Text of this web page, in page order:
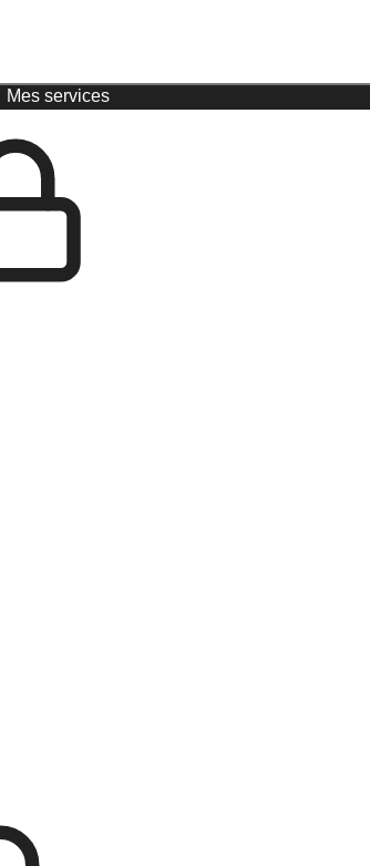
Mes services